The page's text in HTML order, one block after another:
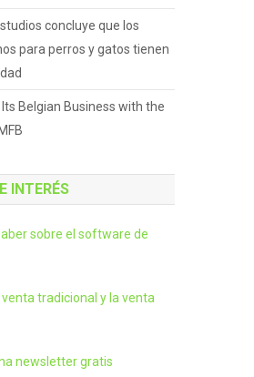
concluye que los
para perros y gatos tienen
Belgian Business with the
INTERÉS
sobre el software de
tradicional y la venta
newsletter gratis